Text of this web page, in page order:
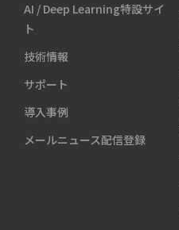
AI / Deep Learning特設サイ
ト
技術情報
サポート
導入事例
メールニュース配信登録